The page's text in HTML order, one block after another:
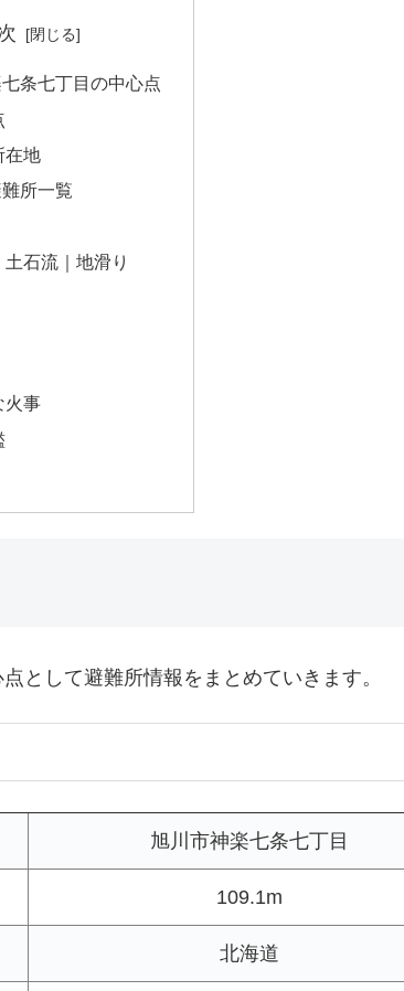
条七丁目の中心点
在地
所一覧
石流｜地滑り
火事
として避難所情報をまとめていきます。
旭川市神楽七条七丁目
109.1m
北海道